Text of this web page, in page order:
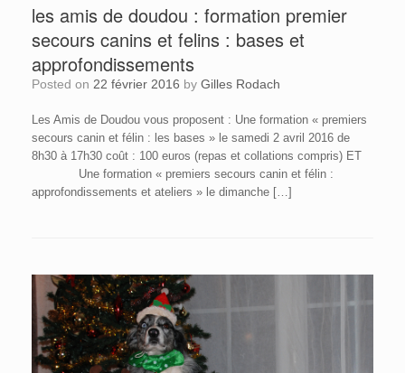
les amis de doudou : formation premier
secours canins et felins : bases et
approfondissements
Posted on 22 février 2016 by Gilles Rodach
Les Amis de Doudou vous proposent : Une formation « premiers
secours canin et félin : les bases » le samedi 2 avril 2016 de
8h30 à 17h30 coût : 100 euros (repas et collations compris) ET
Une formation « premiers secours canin et félin :
approfondissements et ateliers » le dimanche […]